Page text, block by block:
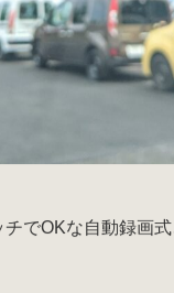
でOKな自動録画